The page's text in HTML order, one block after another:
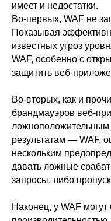
имеет и недостатки.
Во-первых, WAF не
Показывая
известных угроз
WAF, особенно с
защитить веб-
Во-вторых, как и
брандмауэров веб-
результатам — WAF,
нескольким
давать ложные
запросы, либо
Наконец, у WAF